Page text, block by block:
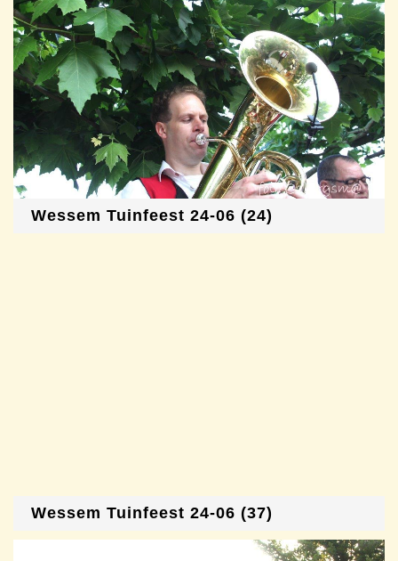
Wessem Tuinfeest 24-06 (24)
Wessem Tuinfeest 24-06 (37)